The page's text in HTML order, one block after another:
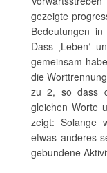
gezeigte
Bedeutungen
Dass ‚Leben‘
gemeinsam
die
zu 2, so dass
gleichen Worte
zeigt: Solange
etwas anderes
gebundene